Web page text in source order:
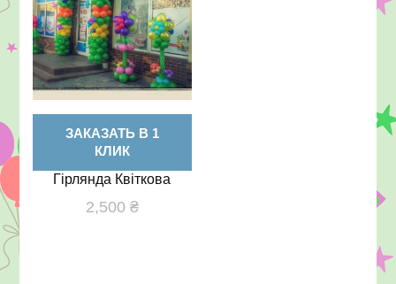
ЗАКАЗАТЬ В 1
КЛИК
Гірлянда Квіткова
2,500 ₴